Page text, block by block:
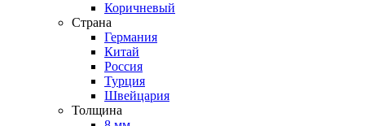
Коричневый
Страна
Германия
Китай
Россия
Турция
Швейцария
Толщина